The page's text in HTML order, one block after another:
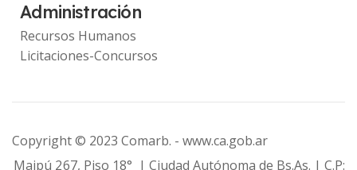
Administración
Recursos Humanos
Licitaciones-Concursos
Copyright © 2023 Comarb. -www.ca.gob.ar
Maipú 267, Piso 18° | Ciudad Autónoma de Bs.As. | C.P: